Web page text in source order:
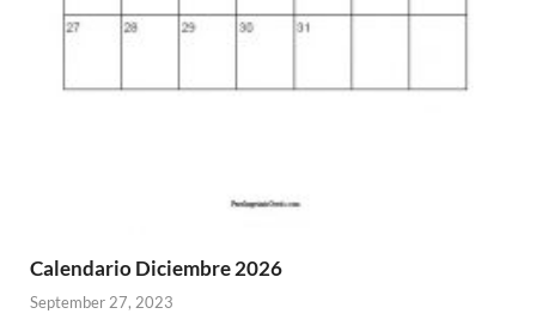
Calendario Diciembre 2026
September 27, 2023